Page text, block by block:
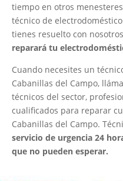
tiempo en otros
técnico de
tienes resuelto con
reparará tu
Cuando necesites un
Cabanillas del Campo,
técnicos del sector,
cualificados para reparar
Cabanillas del Campo.
servicio de urgencia 24
que no pueden esperar.